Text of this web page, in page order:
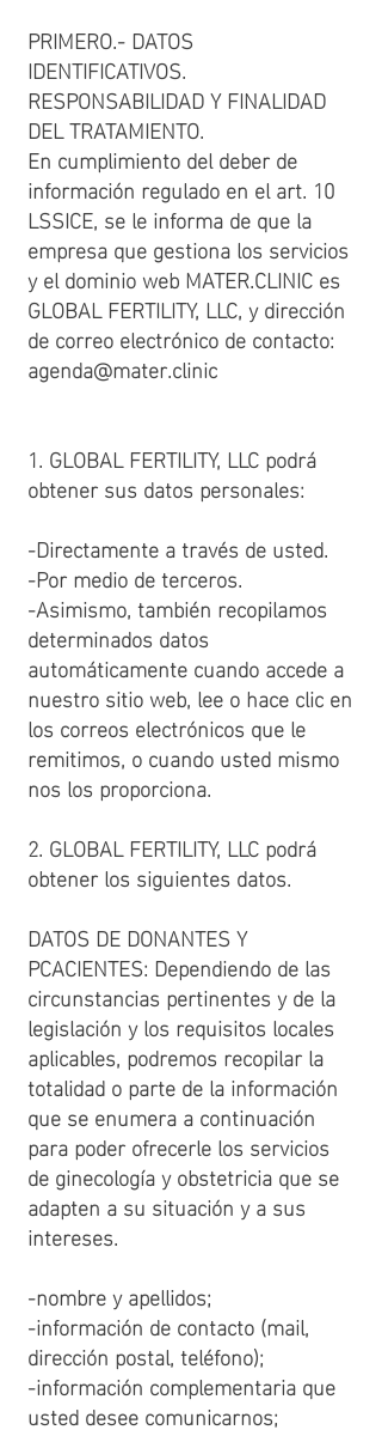
PRIMERO.- DATOS
IDENTIFICATIVOS.
RESPONSABILIDAD Y FINALIDAD
DEL TRATAMIENTO.
En cumplimiento del deber de
información regulado en el art. 10
LSSICE, se le informa de que la
empresa que gestiona los servicios
y el dominio web MATER.CLINIC es
GLOBAL FERTILITY, LLC, y dirección
de correo electrónico de contacto:
agenda@mater.clinic
1. GLOBAL FERTILITY, LLC podrá
obtener sus datos personales:
-Directamente a través de usted.
-Por medio de terceros.
-Asimismo, también recopilamos
determinados datos
automáticamente cuando accede a
nuestro sitio web, lee o hace clic en
los correos electrónicos que le
remitimos, o cuando usted mismo
nos los proporciona.
2. GLOBAL FERTILITY, LLC podrá
obtener los siguientes datos.
DATOS DE DONANTES Y
PCACIENTES: Dependiendo de las
circunstancias pertinentes y de la
legislación y los requisitos locales
aplicables, podremos recopilar la
totalidad o parte de la información
que se enumera a continuación
para poder ofrecerle los servicios
de ginecología y obstetricia que se
adapten a su situación y a sus
intereses.
-nombre y apellidos;
-información de contacto (mail,
dirección postal, teléfono);
-información complementaria que
usted desee comunicarnos;